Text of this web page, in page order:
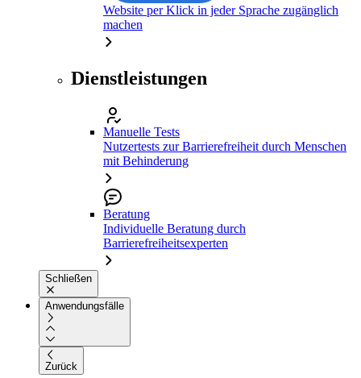
Website per Klick in jeder Sprache zugänglich
machen
Dienstleistungen
Manuelle Tests
Nutzertests zur Barrierefreiheit durch Menschen
mit Behinderung
Beratung
Individuelle Beratung durch
Barrierefreiheitsexperten
Schließen
Anwendungsfälle
Zurück